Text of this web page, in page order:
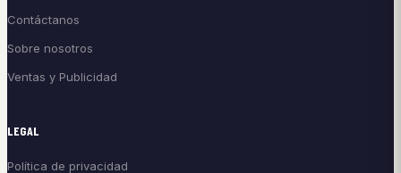
Contáctanos
Sobre nosotros
Ventas y Publicidad
LEGAL
Política de privacidad